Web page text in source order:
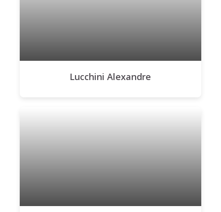
Lucchini Alexandre